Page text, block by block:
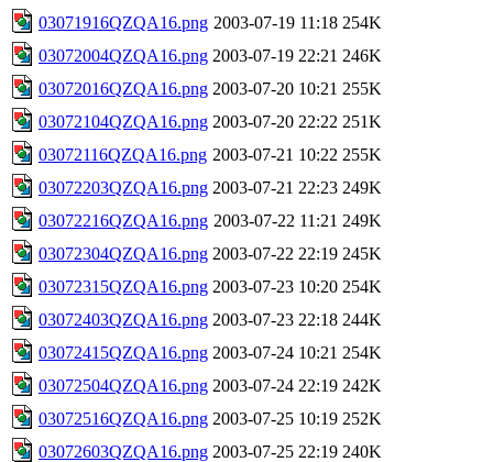
03071916QZQA16.png 2003-07-19 11:18 254K
03072004QZQA16.png 2003-07-19 22:21 246K
03072016QZQA16.png 2003-07-20 10:21 255K
03072104QZQA16.png 2003-07-20 22:22 251K
03072116QZQA16.png 2003-07-21 10:22 255K
03072203QZQA16.png 2003-07-21 22:23 249K
03072216QZQA16.png 2003-07-22 11:21 249K
03072304QZQA16.png 2003-07-22 22:19 245K
03072315QZQA16.png 2003-07-23 10:20 254K
03072403QZQA16.png 2003-07-23 22:18 244K
03072415QZQA16.png 2003-07-24 10:21 254K
03072504QZQA16.png 2003-07-24 22:19 242K
03072516QZQA16.png 2003-07-25 10:19 252K
03072603QZQA16.png 2003-07-25 22:19 240K